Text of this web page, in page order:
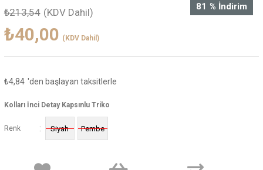
%
81 İndirim
₺213,54 (KDV Dahil)
₺40,00 (KDV Dahil)
₺4,84 'den başlayan taksitlerle
Kolları İnci Detay Kapsınlu Triko
Renk : Siyah Pembe